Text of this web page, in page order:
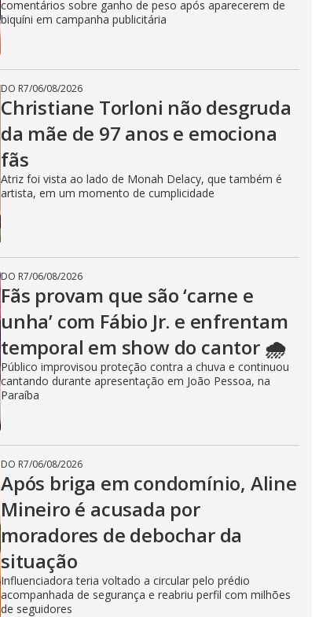
comentários sobre ganho de peso após aparecerem de
biquíni em campanha publicitária
DO R7/06/08/2026
Christiane Torloni não desgruda
da mãe de 97 anos e emociona
fãs
Atriz foi vista ao lado de Monah Delacy, que também é
artista, em um momento de cumplicidade
DO R7/06/08/2026
Fãs provam que são ‘carne e
unha’ com Fábio Jr. e enfrentam
temporal em show do cantor 🌧️
Público improvisou proteção contra a chuva e continuou
cantando durante apresentação em João Pessoa, na
Paraíba
DO R7/06/08/2026
Após briga em condomínio, Aline
Mineiro é acusada por
moradores de debochar da
situação
Influenciadora teria voltado a circular pelo prédio
acompanhada de segurança e reabriu perfil com milhões
de seguidores